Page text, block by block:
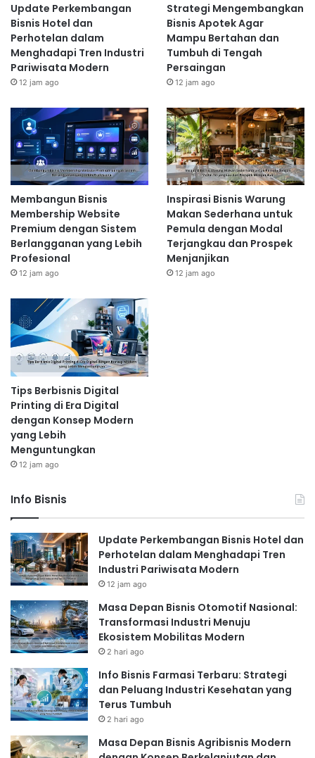
Update Perkembangan
Bisnis Hotel dan
Perhotelan dalam
Menghadapi Tren Industri
Pariwisata Modern
12 jam ago
Strategi Mengembangkan
Bisnis Apotek Agar
Mampu Bertahan dan
Tumbuh di Tengah
Persaingan
12 jam ago
Membangun Bisnis
Membership Website
Premium dengan Sistem
Berlangganan yang Lebih
Profesional
12 jam ago
Inspirasi Bisnis Warung
Makan Sederhana untuk
Pemula dengan Modal
Terjangkau dan Prospek
Menjanjikan
12 jam ago
Tips Berbisnis Digital
Printing di Era Digital
dengan Konsep Modern
yang Lebih
Menguntungkan
12 jam ago
Info Bisnis
Update Perkembangan Bisnis Hotel dan
Perhotelan dalam Menghadapi Tren
Industri Pariwisata Modern
12 jam ago
Masa Depan Bisnis Otomotif Nasional:
Transformasi Industri Menuju
Ekosistem Mobilitas Modern
2 hari ago
Info Bisnis Farmasi Terbaru: Strategi
dan Peluang Industri Kesehatan yang
Terus Tumbuh
2 hari ago
Masa Depan Bisnis Agribisnis Modern